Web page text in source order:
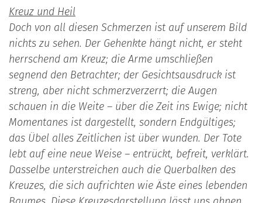
Kreuz und Heil
Doch von all diesen Schmerzen ist auf unserem Bild
nichts zu sehen. Der Gehenkte hängt nicht, er steht
herrschend am Kreuz; die Arme umschließen
segnend den Betrachter; der Gesichtsausdruck ist
streng, aber nicht schmerzverzerrt; die Augen
schauen in die Weite – über die Zeit ins Ewige; nicht
Momentanes ist dargestellt, sondern Endgültiges;
das Übel alles Zeitlichen ist über wunden. Der Tote
lebt auf eine neue Weise – entrückt, befreit, verklärt.
Dasselbe unterstrei­chen auch die Querbalken des
Kreuzes, die sich aufrichten wie Äste eines lebenden